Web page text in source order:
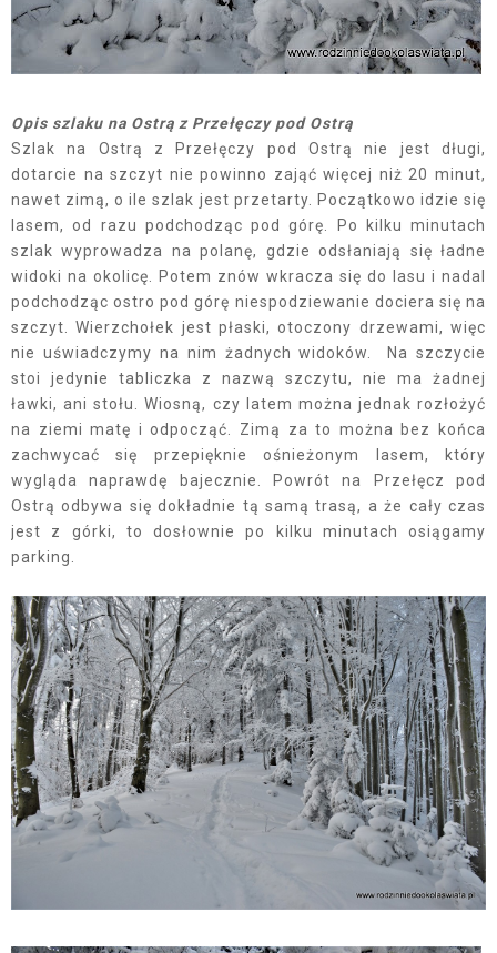
Opis szlaku na Ostrą z Przełęczy pod Ostrą
Szlak na Ostrą z Przełęczy pod Ostrą nie jest długi,
dotarcie na szczyt nie powinno zająć więcej niż 20 minut,
nawet zimą, o ile szlak jest przetarty. Początkowo idzie się
lasem, od razu podchodząc pod górę. Po kilku minutach
szlak wyprowadza na polanę, gdzie odsłaniają się ładne
widoki na okolicę. Potem znów wkracza się do lasu i nadal
podchodząc ostro pod górę niespodziewanie dociera się na
szczyt. Wierzchołek jest płaski, otoczony drzewami, więc
nie uświadczymy na nim żadnych widoków. Na szczycie
stoi jedynie tabliczka z nazwą szczytu, nie ma żadnej
ławki, ani stołu. Wiosną, czy latem można jednak rozłożyć
na ziemi matę i odpocząć. Zimą za to można bez końca
zachwycać się przepięknie ośnieżonym lasem, który
wygląda naprawdę bajecznie. Powrót na Przełęcz pod
Ostrą odbywa się dokładnie tą samą trasą, a że cały czas
jest z górki, to dosłownie po kilku minutach osiągamy
parking.